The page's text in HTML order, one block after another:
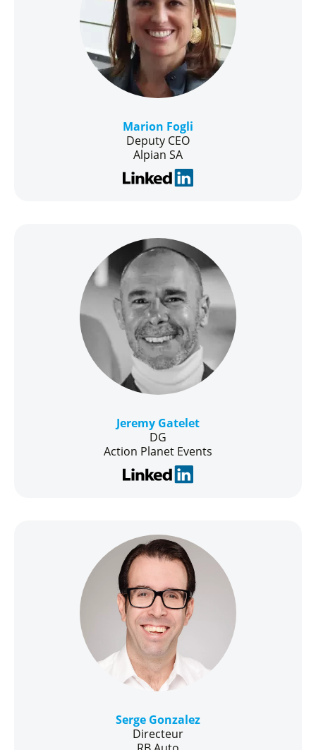
Marion Fogli
Deputy CEO
Alpian SA
Jeremy Gatelet
DG
Action Planet Events
Serge Gonzalez
Directeur